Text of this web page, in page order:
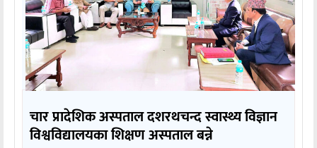
चार प्रादेशिक अस्पताल दशरथचन्द स्वास्थ्य विज्ञान
विश्वविद्यालयका शिक्षण अस्पताल बन्ने